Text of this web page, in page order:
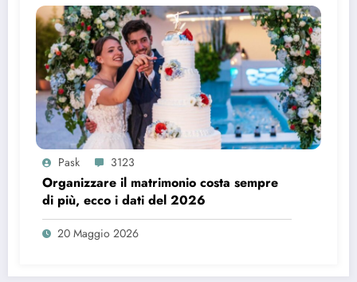
Pask 3123
Organizzare il matrimonio costa sempre
di più, ecco i dati del 2026
20 Maggio 2026